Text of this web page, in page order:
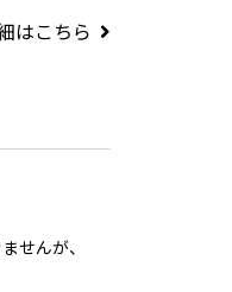
はこちら
せんが、